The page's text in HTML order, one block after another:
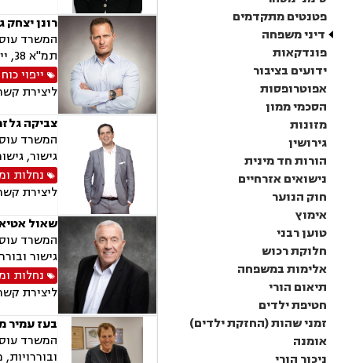
פטנטים מתקדמים
דיני משפחה
פונדקאות
ידועים בציבור
אפוטרופסות
הסכמי ממון
מזונות
גירושין
הורות חד מינית
נישואים אזרחיים
חוק הנוער
אימוץ
טוען רבני
חלוקת רכוש
אלימות במשפחה
תיאום הורי
חטיפת ילדים
זמני שהות (החזקת ילדים)
אומנה
ניכור הורי
רונן יצחק
המשרד
תמ"א 38, ייפוי כוח מתמשך, דיני עבודה, מגשר ובורר
ייפוי
ליצירת
צביקה
המשרד
גישור,
נחלות
ליצירת
שאול
גישור
נחלות
ליצירת
בעז עמיר
המשרד